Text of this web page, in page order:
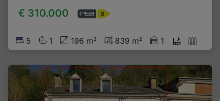
€ 310.000
5 1 196 m² 839 m² 1